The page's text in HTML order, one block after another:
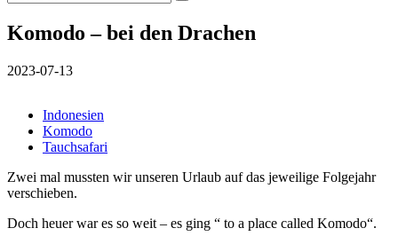
Komodo – bei den Drachen
2023-07-13
Indonesien
Komodo
Tauchsafari
Zwei mal mussten wir unseren Urlaub auf das jeweilige Folgejahr
verschieben.
Doch heuer war es so weit – es ging “ to a place called Komodo“.